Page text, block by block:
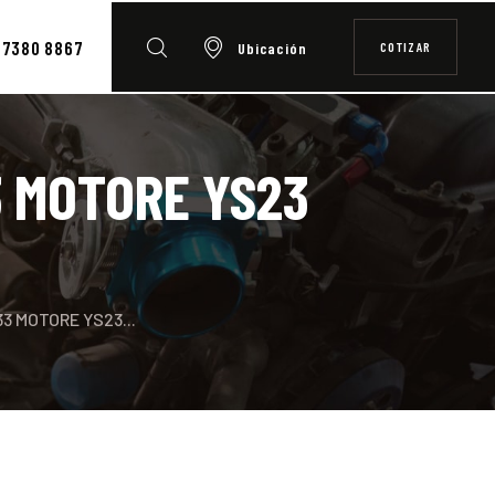
7380 8867 Ubicación COTIZAR
YS23
MOTORE YS23...